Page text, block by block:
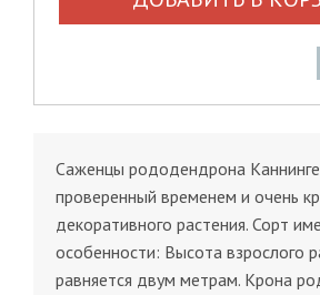
Саженцы рододендрона
проверенный временем и очень
декоративного растения. Сорт
особенности: Высота взрослого
равняется двум метрам. Крона